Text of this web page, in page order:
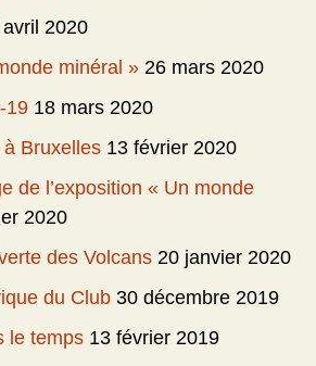
avril 2020
minéral » 26 mars 2020
19 18 mars 2020
Bruxelles 13 février 2020
de l’exposition « Un monde
2020
des Volcans 20 janvier 2020
du Club 30 décembre 2019
le temps 13 février 2019